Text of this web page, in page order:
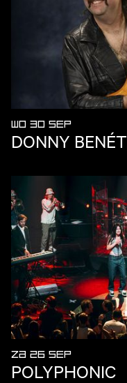
WO 30 SEP
DONNY BENÉT
ZA 26 SEP
POLYPHONIC